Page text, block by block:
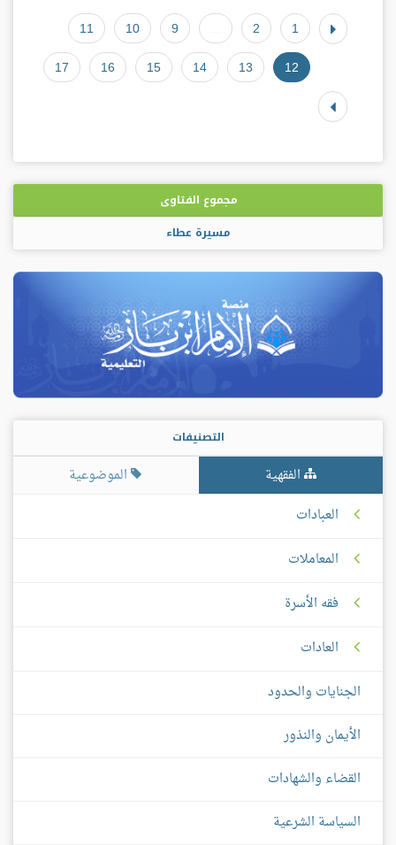
1
2
9
10
11
12
13
14
15
16
17
مجموع الفتاوى
مسيرة عطاء
التصنيفات
الفقهية
الموضوعية
العبادات
المعاملات
فقه الأسرة
العادات
الجنايات والحدود
الأيمان والنذور
القضاء والشهادات
السياسة الشرعية